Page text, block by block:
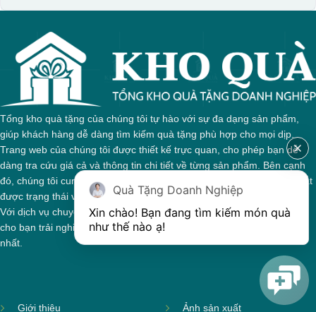
Tổng kho quà tặng của chúng tôi tự hào với sự đa dạng sản phẩm,
giúp khách hàng dễ dàng tìm kiếm quà tặng phù hợp cho mọi dịp.
Trang web của chúng tôi được thiết kế trực quan, cho phép bạn dễ
dàng tra cứu giá cả và thông tin chi tiết về từng sản phẩm. Bên cạnh
đó, chúng tôi cung cấp hệ thống theo dõi đơn hàng, giúp bạn nắm bắt
được trạng thái và giai đoạn xử lý của đơn hàng một cách thuận tiện.
Với dịch vụ chuyên nghiệp và tận tâm, chúng tôi cam kết mang đến
cho bạn trải nghiệm mua sắm tuyệt vời và những món quà ý nghĩa
nhất.
Giới thiệu Ảnh sản xuất
Quà Tặng Doanh Nghiệp
Xin chào! Bạn đang tìm kiếm món quà
như thế nào ạ!